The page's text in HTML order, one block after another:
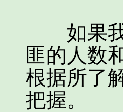
如果我
匪的人数
根据所了
把握。